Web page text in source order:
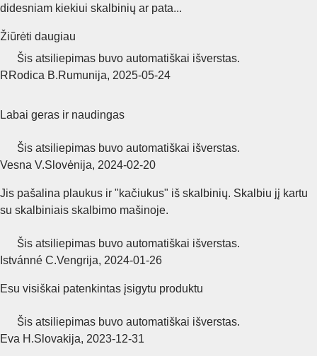
didesniam kiekiui skalbinių ar pata...
Žiūrėti daugiau
Šis atsiliepimas buvo automatiškai išverstas.
RRodica B.Rumunija, 2025‑05‑24
Labai geras ir naudingas
Šis atsiliepimas buvo automatiškai išverstas.
Vesna V.Slovėnija, 2024‑02‑20
Jis pašalina plaukus ir "kačiukus" iš skalbinių. Skalbiu jį kartu
su skalbiniais skalbimo mašinoje.
Šis atsiliepimas buvo automatiškai išverstas.
Istvánné C.Vengrija, 2024‑01‑26
Esu visiškai patenkintas įsigytu produktu
Šis atsiliepimas buvo automatiškai išverstas.
Eva H.Slovakija, 2023‑12‑31